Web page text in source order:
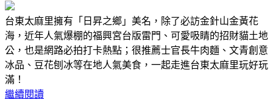
台東太麻里擁有「日昇之鄉」美名，除了必訪金針山金黃花
海，近年人氣爆棚的福興宮台版雷門、可愛吸睛的招財貓土地
公，也是網路必拍打卡熱點；很推薦士官長牛肉麵、文青創意
冰品、豆花刨冰等在地人氣美食，一起走進台東太麻里玩好玩
滿！
繼續閱讀